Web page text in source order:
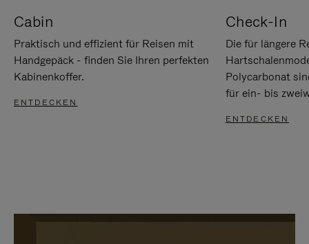
Cabin
Praktisch und effizient für Reisen mit
Handgepäck - finden Sie Ihren perfekten
Kabinenkoffer.
ENTDECKEN
Check-In
Die für längere
Polycarbonat
für ein- bis
ENTDECKEN